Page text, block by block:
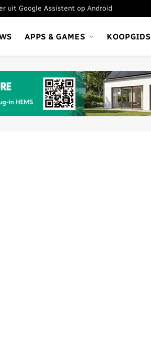
uit Google Assistent op Android
APPS & GAMES KOOPGIDS